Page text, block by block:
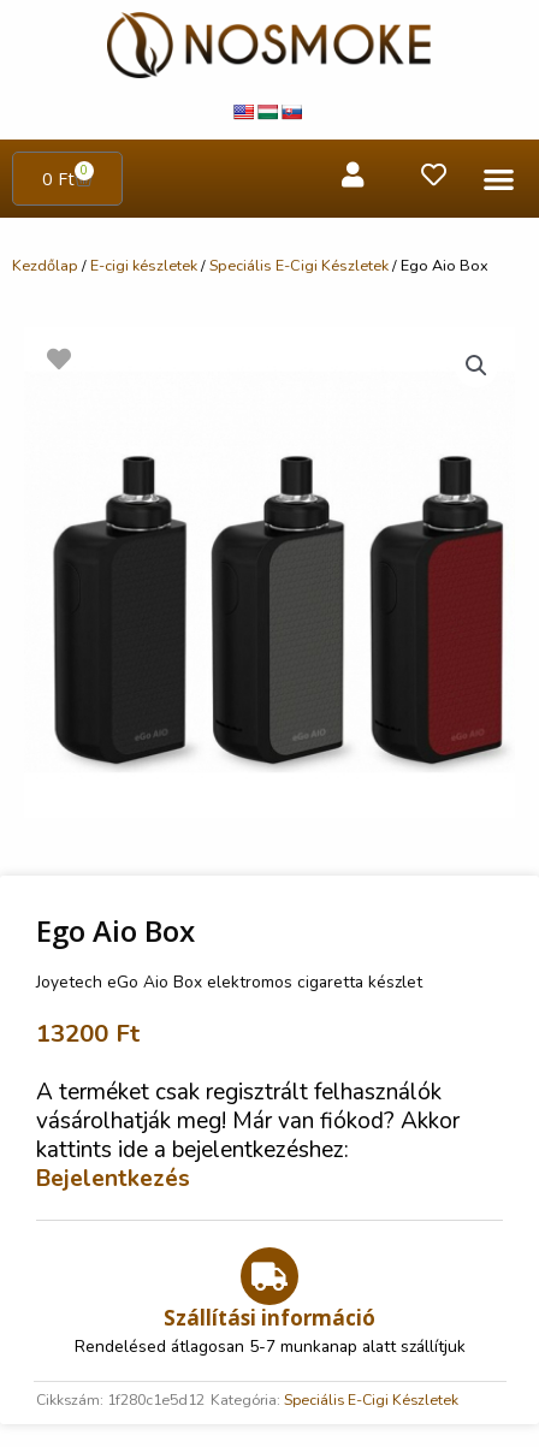
0 Ft 0
Kezdőlap /E-cigi készletek/Speciális E-Cigi Készletek/ Ego Aio Box
Ego Aio Box
Joyetech eGo Aio Box elektromos cigaretta készlet
13200 Ft
A terméket csak regisztrált felhasználók
vásárolhatják meg! Már van fiókod? Akkor
kattints ide a bejelentkezéshez:
Bejelentkezés
Szállítási információ
Rendelésed átlagosan 5-7 munkanap alatt szállítjuk
Cikkszám: 1f280c1e5d12 Kategória: Speciális E-Cigi Készletek